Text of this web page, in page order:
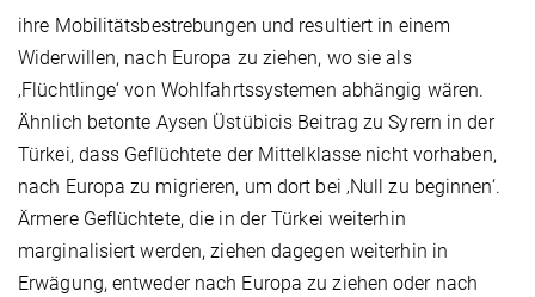
ihre Mobilitätsbestrebungen und resultiert in einem
Widerwillen, nach Europa zu ziehen, wo sie als
‚Flüchtlinge‘ von Wohlfahrtssystemen abhängig wären.
Ähnlich betonte Aysen Üstübicis Beitrag zu Syrern in der
Türkei, dass Geflüchtete der Mittelklasse nicht vorhaben,
nach Europa zu migrieren, um dort bei ‚Null zu beginnen‘.
Ärmere Geflüchtete, die in der Türkei weiterhin
marginalisiert werden, ziehen dagegen weiterhin in
Erwägung, entweder nach Europa zu ziehen oder nach